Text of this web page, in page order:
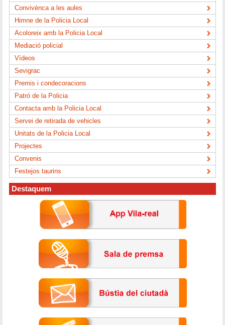
Convivènca a les aules
Himne de la Policia Local
Acoloreix amb la Policia Local
Mediació policial
Vídeos
Sevigrac
Premis i condecoracions
Patró de la Policia
Contacta amb la Policia Local
Servei de retirada de vehicles
Unitats de la Policia Local
Projectes
Convenis
Festejos taurins
Destaquem